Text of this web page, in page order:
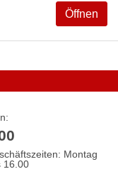
Öffnen
Montag
16.00